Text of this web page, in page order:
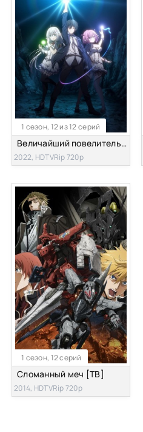
1 сезон, 12 из 12 серий
Величайший повелитель демонов перерождается как типичное ничтожество
2022, HDTVRip 720p
1 сезон, 12 серий
Сломанный меч [ТВ]
2014, HDTVRip 720p